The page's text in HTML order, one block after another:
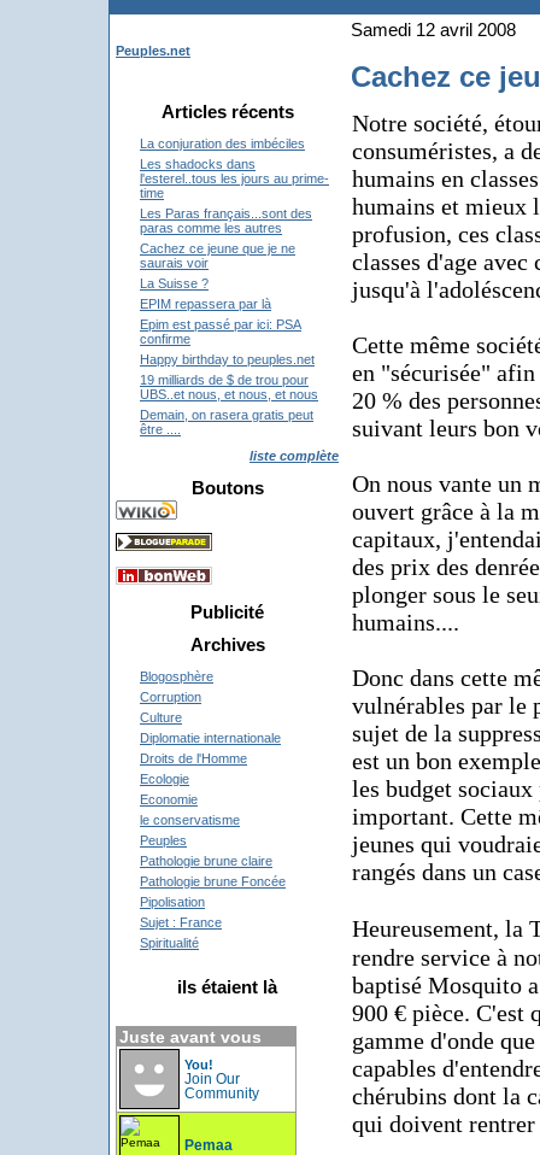
Peuples.net
Articles récents
La conjuration des imbéciles
Les shadocks dans
l'esterel..tous les jours au prime-
time
Les Paras français...sont des
paras comme les autres
Cachez ce jeune que je ne
saurais voir
La Suisse ?
EPIM repassera par là
Epim est passé par ici: PSA
confirme
Happy birthday to peuples.net
19 milliards de $ de trou pour
UBS..et nous, et nous, et nous
Demain, on rasera gratis peut
être ....
liste complète
Boutons
Publicité
Archives
Blogosphère
Corruption
Culture
Diplomatie internationale
Droits de l'Homme
Ecologie
Economie
le conservatisme
Peuples
Pathologie brune claire
Pathologie brune Foncée
Pipolisation
Sujet : France
Spiritualité
ils étaient là
Juste avant vous
You!
Join Our
Community
Pemaa
Samedi 12 avril 2008
Cachez ce
Notre société,
consuméristes, a
humains en
humains et mieux
profusion, ces
classes d'age
jusqu'à
Cette même
en "sécurisée"
20 % des
suivant leurs bon
On nous vante un
ouvert grâce à la
capitaux,
des prix des
plonger sous le
humains....
Donc dans cette
vulnérables par le
sujet de la
est un bon
les budget
important. Cette
jeunes qui
rangés dans un
Heureusement, la
rendre service à
baptisé Mosquito
900 € pièce. C'est
gamme d'onde
capables
chérubins dont la
qui doivent rentrer